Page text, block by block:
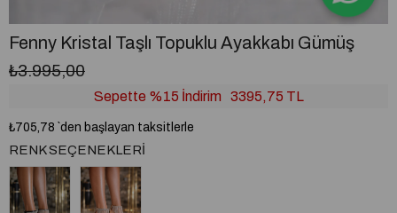
Fenny Kristal Taşlı Topuklu Ayakkabı Gümüş
₺3.995,00
Sepette %15 İndirim 3395,75 TL
₺705,78 `den başlayan taksitlerle
RENK SEÇENEKLERI